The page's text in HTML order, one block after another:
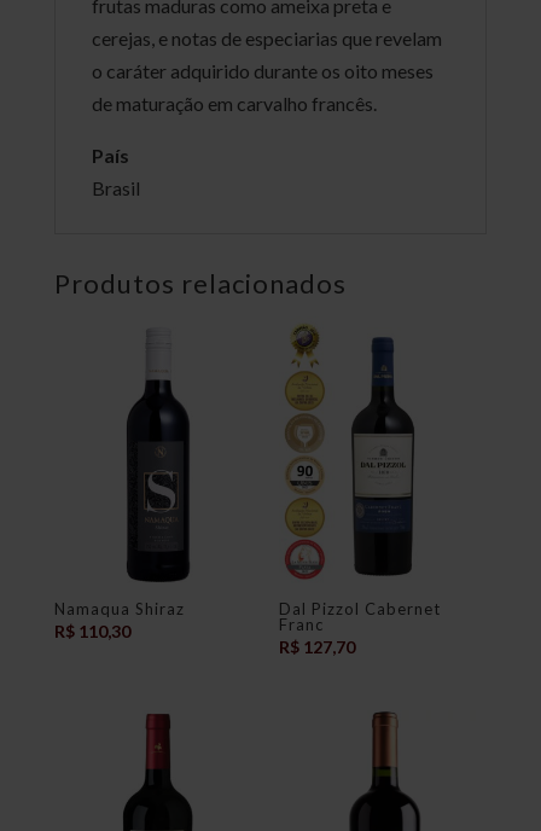
frutas maduras como ameixa preta e
cerejas, e notas de especiarias que revelam
o caráter adquirido durante os oito meses
de maturação em carvalho francês.
País
Brasil
Produtos relacionados
Namaqua Shiraz
R$110,30
Dal Pizzol Cabernet
Franc
R$ 127,70